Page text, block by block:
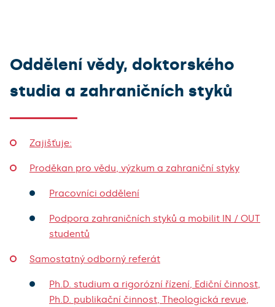
Oddělení vědy, doktorského
studia a zahraničních styků
Zajišťuje:
Proděkan pro vědu, výzkum a zahraniční styky
Pracovníci oddělení
Podpora zahraničních styků a mobilit IN / OUT
studentů
Samostatný odborný referát
Ph.D. studium a rigorózní řízení, Ediční činnost,
Ph.D. publikační činnost, Theologická revue,